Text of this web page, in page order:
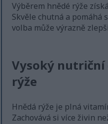
Výběrem hnědé rýže
Skvěle chutná a pomáhá
volba může výrazně
Vysoký nutriční
rýže
Hnědá rýže je plná
Zachovává si více živin